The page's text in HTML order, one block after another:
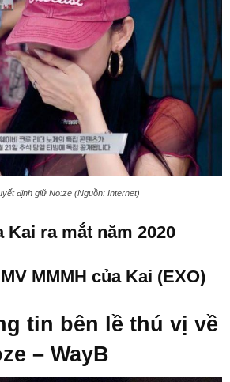
định giữ No:ze (Nguồn: Internet)
Kai ra mắt năm 2020
MMMH của Kai (EXO)
tin bên lề thú vị về
– WayB